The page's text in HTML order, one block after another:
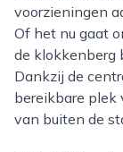
voorzieningen
Of het nu gaat
de klokkenberg
Dankzij de
bereikbare plek
van buiten de